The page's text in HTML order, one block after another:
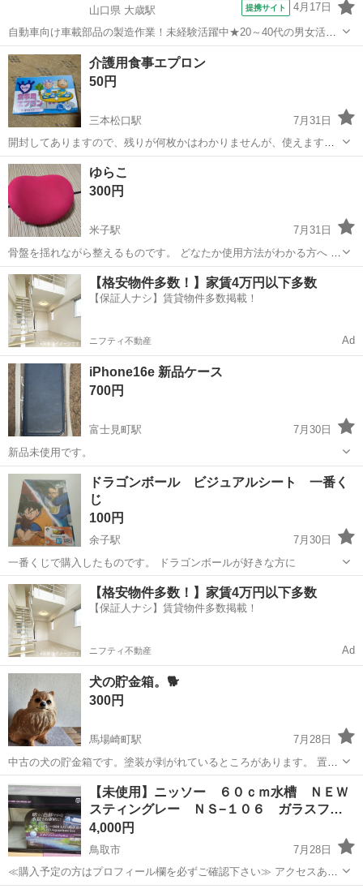
山口県 大歳駅
提携サイト 4月17日
自動車向け車載部品の製造作業！未経験活躍中★20～40代の男女活躍
中！友達同士での応募OK！備品付きワンルーム寮費無料！赴任旅費会
社負担！生活支援物資事前対応可◎格安食堂利用可！年間休日135日
♪《山口県山口市》 人気の工...
山口 山口市 大歳駅 その他
介護用食事エプロン
50円
三本松口駅
7月31日
開封してありますので、残りが何枚かはわかりませんが、使えます。
薄いビニール製の使い捨てエプロンです。 できるだけ早くとりにきて
くれる方を優先させていただきます。 よろしくおねがいします。
鳥取 米子市 三本松口駅
ゆらこ
300円
米子駅
7月31日
骨盤を揺れながら整えるものです。 どなたか使用方法がわかる方へ 多
少のお値段交渉相談してください
鳥取 米子市 米子駅 その他
【格安物件多数！】家賃4万円以下多数
【保証人ナシ】賃貸物件多数掲載！
ニフティ不動産 Ad
iPhone16e 新品ケース
700円
富士見町駅
7月30日
新品未使用です。
鳥取 米子市 富士見町駅 その他
ドラゴンボール ビジュアルシート 一番く
じ
100円
余子駅
7月30日
一番くじで購入したものです。 ドラゴンボールが好きな方に
鳥取 境港市 余子駅 その他 ドラゴンボール
【格安物件多数！】家賃4万円以下多数
【保証人ナシ】賃貸物件多数掲載！
ニフティ不動産 Ad
犬の貯金箱。🐕️
300円
馬場崎町駅
7月28日
中古の犬の貯金箱です。塗装が剥がれているところがあります。 置物
にもいいかもしれません。
鳥取 境港市 馬場崎町駅
【未使用】ニッソー ６０ｃｍ水槽 ＮＥＷ
スティングレー ＮＳ−１０６ ガラスフ…
4,000円
鳥取市
7月28日
≪購入予定の方はプロフィール欄を必ずご確認下さい≫ アクセスあり